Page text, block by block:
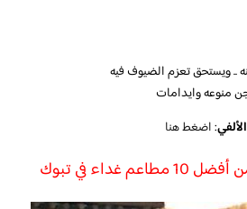
.. ويستحق تعزم الضيوف فيه
منوعه وايدامات
:اضغط هنا